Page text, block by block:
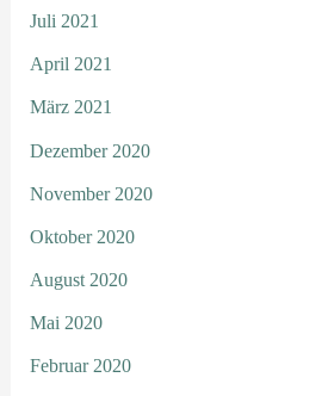
Juli 2021
April 2021
März 2021
Dezember 2020
November 2020
Oktober 2020
August 2020
Mai 2020
Februar 2020